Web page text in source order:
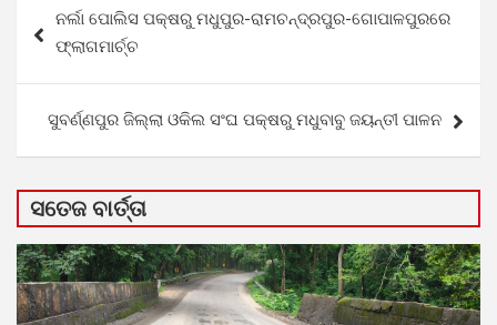
navigation
ନର୍ଲା ପୋଲିସ ପକ୍ଷରୁ ମଧୁପୁର-ରାମଚନ୍ଦ୍ରପୁର-ଗୋପାଳପୁରରେ
ଫ୍ଲାଗମାର୍ଚ୍ଚ
ସୁବର୍ଣ୍ଣପୁର ଜିଲ୍ଲା ଓକିଲ ସଂଘ ପକ୍ଷରୁ ମଧୁବାବୁ ଜୟନ୍ତୀ ପାଳନ
ସତେଜ ବାର୍ତ୍ତା